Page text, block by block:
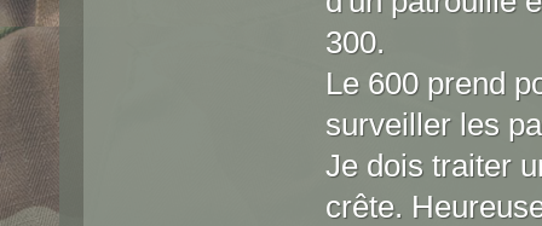
300.
Le 600 prend
surveiller les
Je dois traiter
crête.